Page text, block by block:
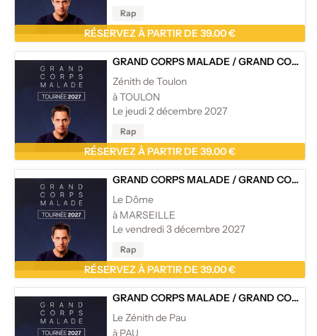
Rap
RÉSERVEZ À PARTIR DE 39.00 €
GRAND CORPS MALADE /GRAND CORPS MALADE - TOURNÉE
Zénith de Toulon
à TOULON
Le jeudi 2 décembre 2027
Rap
RÉSERVEZ À PARTIR DE 39.00 €
GRAND CORPS MALADE /GRAND CORPS MALADE - TOURNÉE
Le Dôme
à MARSEILLE
Le vendredi 3 décembre 2027
Rap
RÉSERVEZ À PARTIR DE 39.00 €
GRAND CORPS MALADE /GRAND CORPS MALADE - TOURNÉE
Le Zénith de Pau
à PAU